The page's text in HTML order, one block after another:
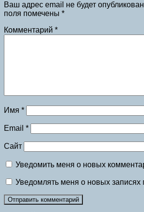
Ваш адрес email не будет
поля помечены *
Комментарий *
Имя *
Email *
Сайт
Уведомить меня о новых
Уведомлять меня о новых записях